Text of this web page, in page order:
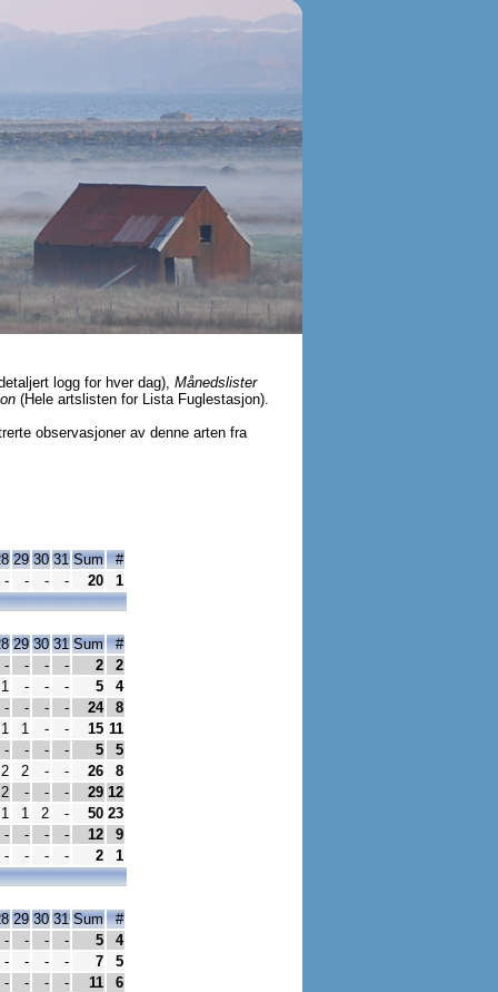
logg for hver dag), Månedslister
(Hele artslisten for Lista Fuglestasjon).
observasjoner av denne arten fra
29 30 31 Sum
#
- - - - 20
1
29 30 31 Sum
#
- - - - 2
2
1 - - - 5
4
- - - - 24
8
1 1 - - 15 11
- - - - 5
5
2 2 - - 26
8
2 - - - 29 12
1 1 2 - 50 23
- - - - 12
9
- - - - 2
1
29 30 31 Sum
#
- - - - 5
4
- - - - 7
5
- - - - 11
6